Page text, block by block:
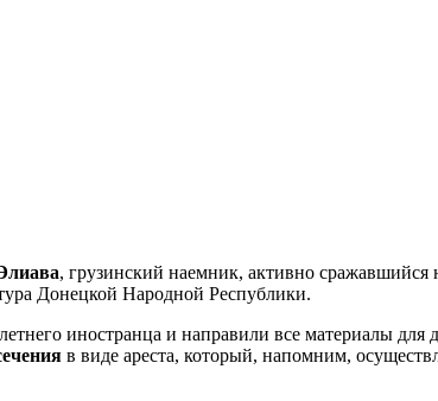
, грузинский наемник, активно
Донецкой Народной Республики.
иностранца и направили все материалы для
в виде ареста, который, напомним,